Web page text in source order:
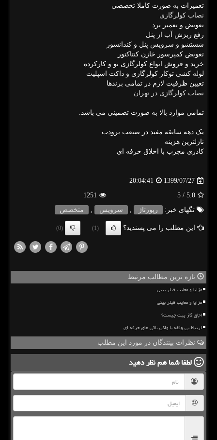
تعمیرات به صورت کاملا تخصصی
نصاب کولرگازی
تعویض و تعمیر برد
رفع ریزش آب از پنل
شستشو و سرویس پنل و کندانسور
تعویض کمپرسور خازن کنتاکتور
خرید و فروش انواع کولرگازی نو و کارکرده
لوله کشی توکار کولرگازی و داکت اسپلیت
تعیین ظرفیت لازم در تمامی برندها
نصاب کولرگازی در تهران
تمامی موارد بالا به صورت تضمینی می باشد.
یک دهه سابقه مفید در صنعت برودت
نازلترین هزینه
کادری مجرب با اخلاق حرفه ای
1399/07/27
20:04:41
5.0
/ 5
1251
تگهای خبر:
رپورتاژ , سرویس , متخصص
این مطلب را می پسندید؟ (1)
(0)
تازه ترین مطالب مرتبط
مزایا و معایب فیلر بینی
مزایا و معایب فیلر بینی
اجاق گاز پیت چیست؟
ارتباط بی وقفه با واکی تاکی های حرفه ای
نظرات بینندگان در مورد این مطلب
لطفا شما همنظر دهید